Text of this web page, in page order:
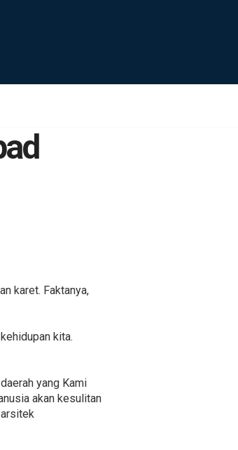
karet. Faktanya,
kita.
yang Kami
akan kesulitan